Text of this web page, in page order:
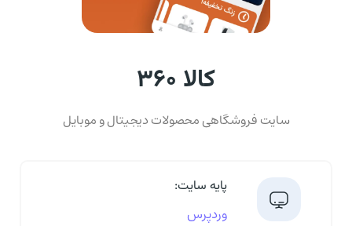
کالا ۳۶۰
سایت فروشگاهی محصولات دیجیتال و موبایل
پایه سایت:
وردپرس